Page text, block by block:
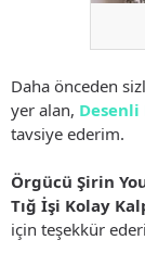
Daha önceden
yer alan, Desenli
tavsiye ederim.
Örgücü Şirin
Tığ İşi Kolay
için teşekkür